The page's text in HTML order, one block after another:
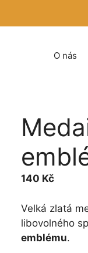
O nás
140 Kč
Velká zlatá
libovolného
emblému.